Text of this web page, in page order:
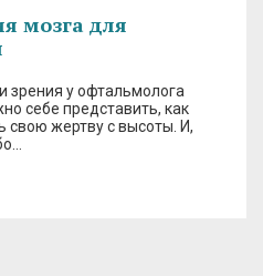
мозга для
зрения у офтальмолога
себе представить, как
свою жертву с высоты. И,